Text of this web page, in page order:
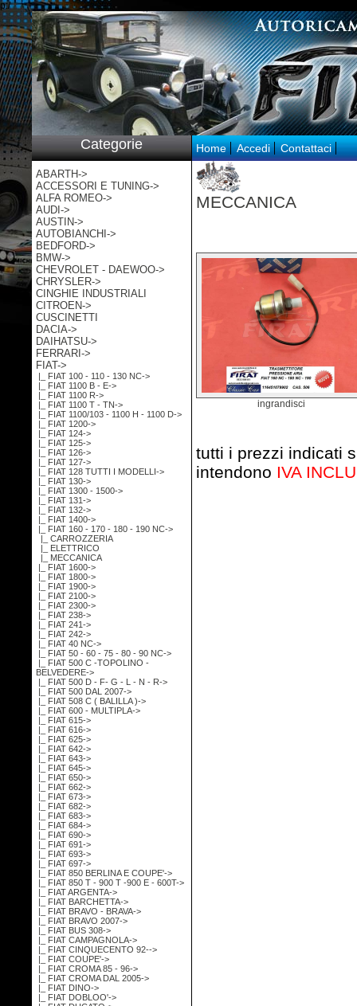
p:/
Categorie
ABARTH->
ACCESSORI E TUNING->
ALFA ROMEO->
AUDI->
AUSTIN->
AUTOBIANCHI->
BEDFORD->
BMW->
CHEVROLET - DAEWOO->
CHRYSLER->
CINGHIE INDUSTRIALI
CITROEN->
CUSCINETTI
DACIA->
DAIHATSU->
FERRARI->
FIAT->
|_ FIAT 100 - 110 - 130 NC->
|_ FIAT 1100 B - E->
|_ FIAT 1100 R->
|_ FIAT 1100 T - TN->
|_ FIAT 1100/103 - 1100 H - 1100 D->
|_ FIAT 1200->
|_ FIAT 124->
|_ FIAT 125->
|_ FIAT 126->
|_ FIAT 127->
|_ FIAT 128 TUTTI I MODELLI->
|_ FIAT 130->
|_ FIAT 1300 - 1500->
|_ FIAT 131->
|_ FIAT 132->
|_ FIAT 1400->
|_ FIAT 160 - 170 - 180 - 190 NC->
|_ CARROZZERIA
|_ ELETTRICO
|_ MECCANICA
|_ FIAT 1600->
|_ FIAT 1800->
|_ FIAT 1900->
|_ FIAT 2100->
|_ FIAT 2300->
|_ FIAT 238->
|_ FIAT 241->
|_ FIAT 242->
|_ FIAT 40 NC->
|_ FIAT 50 - 60 - 75 - 80 - 90 NC->
|_ FIAT 500 C -TOPOLINO -
BELVEDERE->
|_ FIAT 500 D - F- G - L - N - R->
|_ FIAT 500 DAL 2007->
|_ FIAT 508 C ( BALILLA )->
|_ FIAT 600 - MULTIPLA->
|_ FIAT 615->
|_ FIAT 616->
|_ FIAT 625->
|_ FIAT 642->
|_ FIAT 643->
|_ FIAT 645->
|_ FIAT 650->
|_ FIAT 662->
|_ FIAT 673->
|_ FIAT 682->
|_ FIAT 683->
|_ FIAT 684->
|_ FIAT 690->
|_ FIAT 691->
|_ FIAT 693->
|_ FIAT 697->
|_ FIAT 850 BERLINA E COUPE'->
|_ FIAT 850 T - 900 T -900 E - 600T->
|_ FIAT ARGENTA->
|_ FIAT BARCHETTA->
|_ FIAT BRAVO - BRAVA->
|_ FIAT BRAVO 2007->
|_ FIAT BUS 308->
|_ FIAT CAMPAGNOLA->
|_ FIAT CINQUECENTO 92-->
|_ FIAT COUPE'->
|_ FIAT CROMA 85 - 96->
|_ FIAT CROMA DAL 2005->
|_ FIAT DINO->
|_ FIAT DOBLOO'->
Home Accedi Contattaci
MECCANICA
ingrandisci
tutti i prezzi indicati
intendono IVA